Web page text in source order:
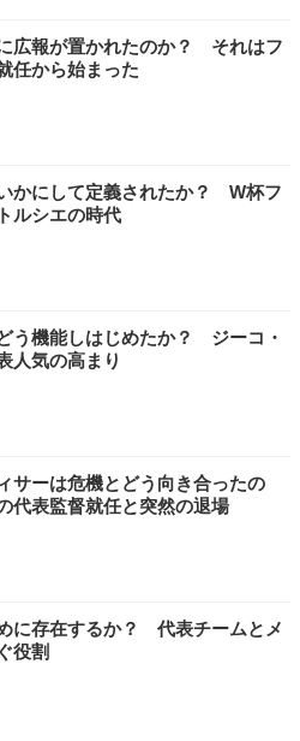
広報が置かれたのか？ それはフ
任から始まった
かにして定義されたか？ W杯フ
ルシエの時代
う機能しはじめたか？ ジーコ・
人気の高まり
サーは危機とどう向き合ったの
表監督就任と突然の退場
に存在するか？ 代表チームとメ
役割